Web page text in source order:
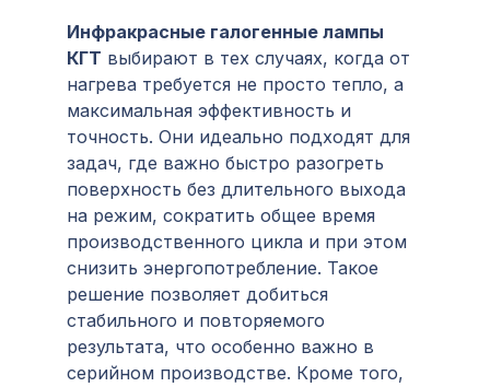
Инфракрасные галогенные лампы
КГТ выбирают в тех случаях, когда от
нагрева требуется не просто тепло, а
максимальная эффективность и
точность. Они идеально подходят для
задач, где важно быстро разогреть
поверхность без длительного выхода
на режим, сократить общее время
производственного цикла и при этом
снизить энергопотребление. Такое
решение позволяет добиться
стабильного и повторяемого
результата, что особенно важно в
серийном производстве. Кроме того,